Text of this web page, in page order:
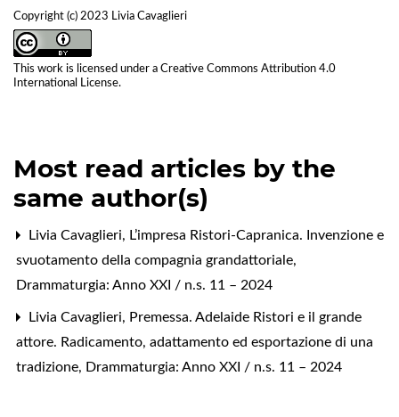
Copyright (c) 2023 Livia Cavaglieri
This work is licensed under a Creative Commons Attribution 4.0
International License.
Most read articles by the
same author(s)
Livia Cavaglieri, L’impresa Ristori-Capranica. Invenzione e
svuotamento della compagnia grandattoriale,
Drammaturgia: Anno XXI / n.s. 11 – 2024
Livia Cavaglieri, Premessa. Adelaide Ristori e il grande
attore. Radicamento, adattamento ed esportazione di una
tradizione, Drammaturgia: Anno XXI / n.s. 11 – 2024